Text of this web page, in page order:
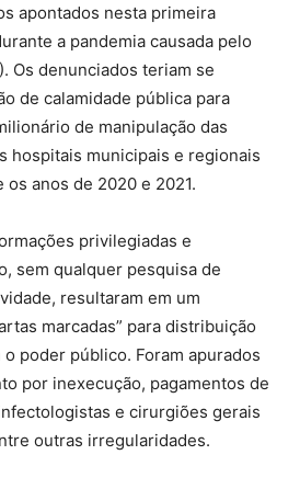
apontados nesta primeira
a pandemia causada pelo
Os denunciados teriam se
de calamidade pública para
de manipulação das
hospitais municipais e regionais
anos de 2020 e 2021.
privilegiadas e
sem qualquer pesquisa de
resultaram em um
marcadas” para distribuição
poder público. Foram apurados
por inexecução, pagamentos de
e cirurgiões gerais
outras irregularidades.